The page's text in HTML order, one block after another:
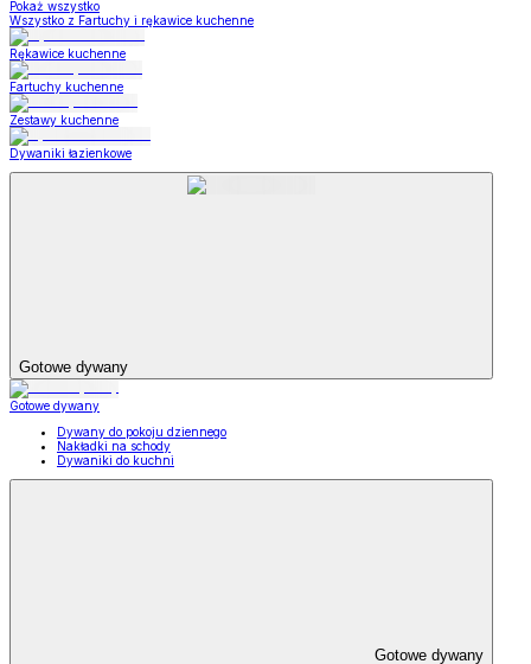
Pokaż wszystko
Wszystko z Fartuchy i rękawice kuchenne
Rękawice kuchenne
Fartuchy kuchenne
Zestawy kuchenne
Dywaniki łazienkowe
Gotowe dywany
Gotowe dywany
Dywany do pokoju dziennego
Nakładki na schody
Dywaniki do kuchni
Gotowe dywany